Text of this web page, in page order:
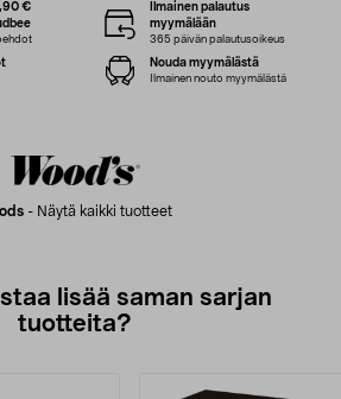
- Näytä kaikki tuotteet
€
Ilmainen palautus
myymälään
365 päivän palautusoikeus
Nouda myymälästä
Ilmainen nouto myymälästä
lisää saman sarjan
tuotteita?